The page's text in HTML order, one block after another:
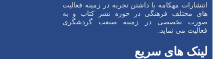
انتشارات مهکامه با داشتن تجربه در زمینه فعالیت
های مختلف فرهنگی در حوزه نشر کتاب و به
صورت تخصصی در زمینه صنعت گردشگری
فعالیت می نماید.
لینک های سریع